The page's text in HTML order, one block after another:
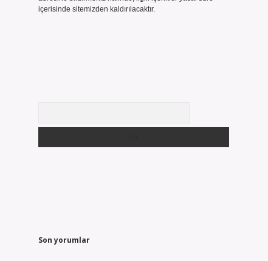
içerisinde sitemizden kaldırılacaktır.
Son yorumlar